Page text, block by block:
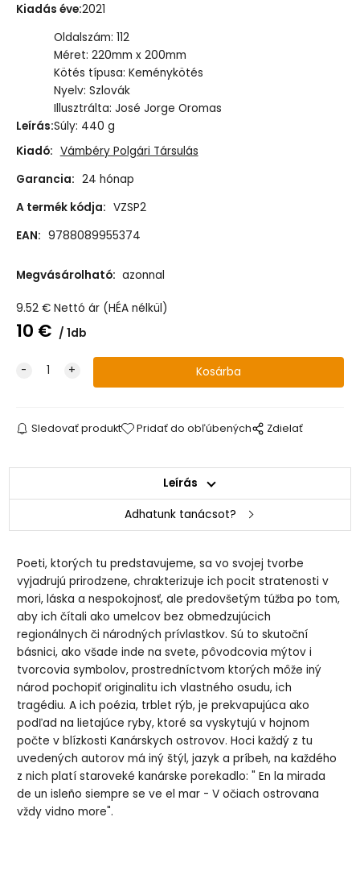
Kiadás éve:2021
Leírás:
Oldalszám: 112
Méret: 220mm x 200mm
Kötés típusa: Keménykötés
Nyelv: Szlovák
Illusztrálta: José Jorge Oromas
Súly: 440 g
Kiadó: Vámbéry Polgári Társulás
Garancia: 24 hónap
A termék kódja: VZSP2
EAN: 9788089955374
Megvásárolható: azonnal
9.52€ Nettó ár (HÉA nélkül)
10 € 1db
Sledovať produkt Pridať do obľúbených Zdielať
Leírás
Adhatunk tanácsot?
Poeti, ktorých tu predstavujeme, sa vo svojej tvorbe
vyjadrujú prirodzene, chrakterizuje ich pocit stratenosti v
mori, láska a nespokojnosť, ale predovšetým túžba po tom,
aby ich čítali ako umelcov bez obmedzujúcich
regionálnych či národných prívlastkov. Sú to skutoční
básnici, ako všade inde na svete, pôvodcovia mýtov i
tvorcovia symbolov, prostredníctvom ktorých môže iný
národ pochopiť originalitu ich vlastného osudu, ich
tragédiu. A ich poézia, trblet rýb, je prekvapujúca ako
podľad na lietajúce ryby, ktoré sa vyskytujú v hojnom
počte v blízkosti Kanárskych ostrovov. Hoci každý z tu
uvedených autorov má iný štýl, jazyk a príbeh, na každého
z nich platí staroveké kanárske porekadlo: " En la mirada
de un isleño siempre se ve el mar - V očiach ostrovana
vždy vidno more".